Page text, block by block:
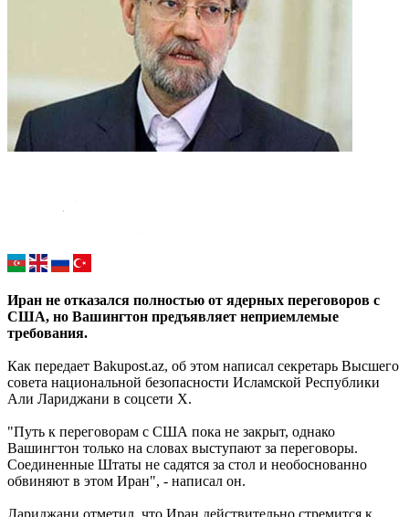
Иран не отказался полностью от ядерных переговоров с
США, но Вашингтон предъявляет неприемлемые
требования.
Как передает Bakupost.az, об этом написал секретарь Высшего
совета национальной безопасности Исламской Республики
Али Лариджани в соцсети Х.
"Путь к переговорам с США пока не закрыт, однако
Вашингтон только на словах выступают за переговоры.
Соединенные Штаты не садятся за стол и необоснованно
обвиняют в этом Иран", - написал он.
Лариджани отметил, что Иран действительно стремится к